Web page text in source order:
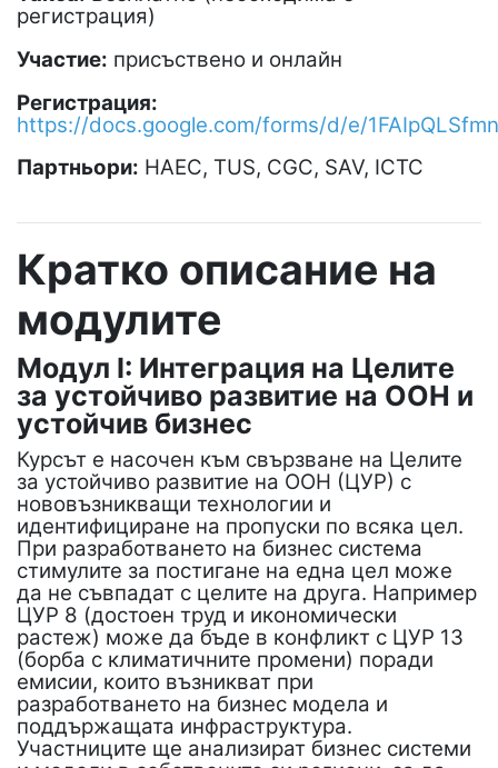
регистрация)
Участие: присъствено и онлайн
Регистрация:
https://docs.google.com/forms/d/e/
Партньори: HAEC, TUS, CGC, SAV, ICTC
Кратко описание на
модулите
Модул I: Интеграция на Целите
за устойчиво развитие на ООН и
устойчив бизнес
Курсът е насочен към свързване на Целите
за устойчиво развитие на ООН (ЦУР) с
нововъзникващи технологии и
идентифициране на пропуски по всяка цел.
При разработването на бизнес система
стимулите за постигане на една цел може
да не съвпадат с целите на друга. Например
ЦУР 8 (достоен труд и икономически
растеж) може да бъде в конфликт с ЦУР 13
(борба с климатичните промени) поради
емисии, които възникват при
разработването на бизнес модела и
поддържащата инфраструктура.
Участниците ще анализират бизнес системи